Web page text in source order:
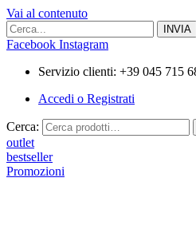
Vai al contenuto
Facebook Instagram
Servizio clienti: +39 045 715
Accedi o Registrati
Cerca:
outlet
bestseller
Promozioni